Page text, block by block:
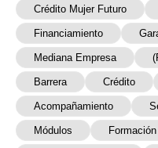
Crédito Mujer Futuro
Financiamiento
Mediana Empresa
Barrera Crédito
Acompañamiento
Módulos Formación